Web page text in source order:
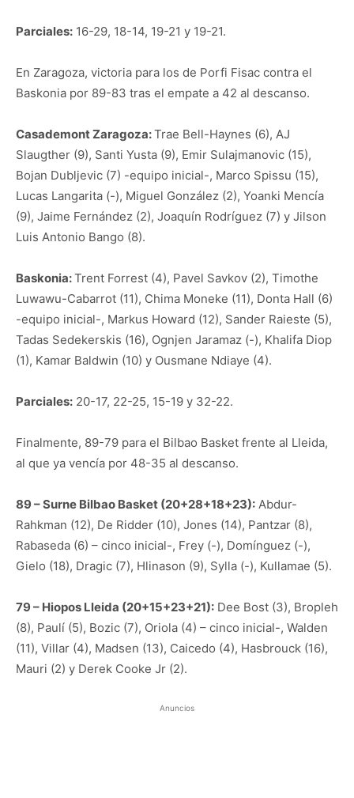
Parciales: 16-29, 18-14, 19-21 y 19-21.
En Zaragoza, victoria para los de Porfi Fisac contra el
Baskonia por 89-83 tras el empate a 42 al descanso.
Casademont Zaragoza:Trae Bell-Haynes (6), AJ
Slaugther (9), Santi Yusta (9), Emir Sulajmanovic (15),
Bojan Dubljevic (7) -equipo inicial-, Marco Spissu (15),
Lucas Langarita (-), Miguel González (2), Yoanki Mencía
(9), Jaime Fernández (2), Joaquín Rodríguez (7) y Jilson
Luis Antonio Bango (8).
Baskonia:Trent Forrest (4), Pavel Savkov (2), Timothe
Luwawu-Cabarrot (11), Chima Moneke (11), Donta Hall (6)
-equipo inicial-, Markus Howard (12), Sander Raieste (5),
Tadas Sedekerskis (16), Ognjen Jaramaz (-), Khalifa Diop
(1), Kamar Baldwin (10) y Ousmane Ndiaye (4).
Parciales: 20-17, 22-25, 15-19 y 32-22.
Finalmente, 89-79 para el Bilbao Basket frente al Lleida,
al que ya vencía por 48-35 al descanso.
89 – Surne Bilbao Basket (20+28+18+23): Abdur-
Rahkman (12), De Ridder (10), Jones (14), Pantzar (8),
Rabaseda (6) – cinco inicial-, Frey (-), Domínguez (-),
Gielo (18), Dragic (7), Hlinason (9), Sylla (-), Kullamae (5).
79 – Hiopos Lleida (20+15+23+21): Dee Bost (3), Bropleh
(8), Paulí (5), Bozic (7), Oriola (4) – cinco inicial-, Walden
(11), Villar (4), Madsen (13), Caicedo (4), Hasbrouck (16),
Mauri (2) y Derek Cooke Jr (2).
Anuncios